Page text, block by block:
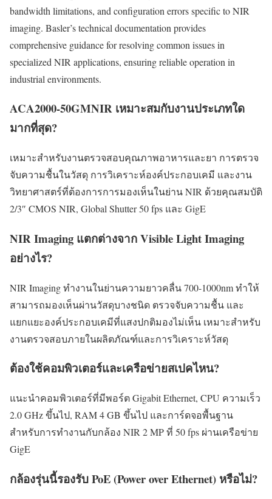
bandwidth limitations, and configuration errors specific to NIR
imaging. Basler’s technical documentation provides
comprehensive guidance for resolving common issues in
specialized NIR applications, ensuring reliable operation in
industrial environments.
ACA2000-50GMNIR เหมาะสมกับงานประเภทใด
มากที่สุด?
เหมาะสำหรับงานตรวจสอบคุณภาพอาหารและยา การตรวจ
จับความชื้นในวัสดุ การวิเคราะห์องค์ประกอบเคมี และงาน
วิทยาศาสตร์ที่ต้องการการมองเห็นในย่าน NIR ด้วยคุณสมบัติ
2/3″ CMOS NIR, Global Shutter 50 fps และ GigE
NIR Imaging แตกต่างจาก Visible Light Imaging
อย่างไร?
NIR Imaging ทำงานในย่านความยาวคลื่น 700-1000nm ทำให้
สามารถมองเห็นผ่านวัสดุบางชนิด ตรวจจับความชื้น และ
แยกแยะองค์ประกอบเคมีที่แสงปกติมองไม่เห็น เหมาะสำหรับ
งานตรวจสอบภายในผลิตภัณฑ์และการวิเคราะห์วัสดุ
ต้องใช้คอมพิวเตอร์และเครือข่ายสเปคไหน?
แนะนำคอมพิวเตอร์ที่มีพอร์ต Gigabit Ethernet, CPU ความเร็ว
2.0 GHz ขึ้นไป, RAM 4 GB ขึ้นไป และการ์ดจอพื้นฐาน
สำหรับการทำงานกับกล้อง NIR 2 MP ที่ 50 fps ผ่านเครือข่าย
GigE
กล้องรุ่นนี้รองรับ PoE (Power over Ethernet) หรือไม่?